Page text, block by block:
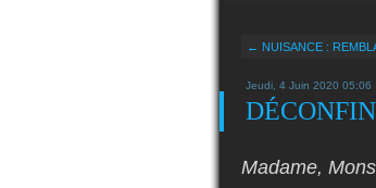
← NUISANCE :
Jeudi, 4 Juin 2020 05:06
Madame,